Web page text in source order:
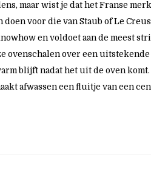
maar wist je dat het Franse
voor die van Staub of Le
en voldoet aan de meest
ovenschalen over een
blijft nadat het uit de oven
afwassen een fluitje van een